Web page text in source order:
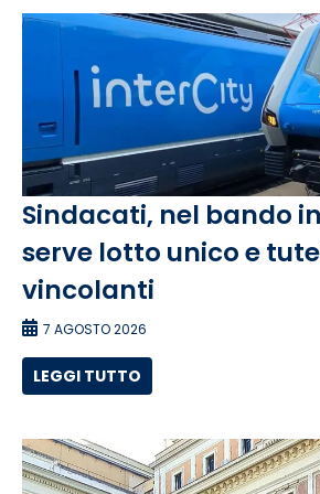
Sindacati, nel bando
serve lotto unico e
vincolanti
7 AGOSTO 2026
LEGGI TUTTO